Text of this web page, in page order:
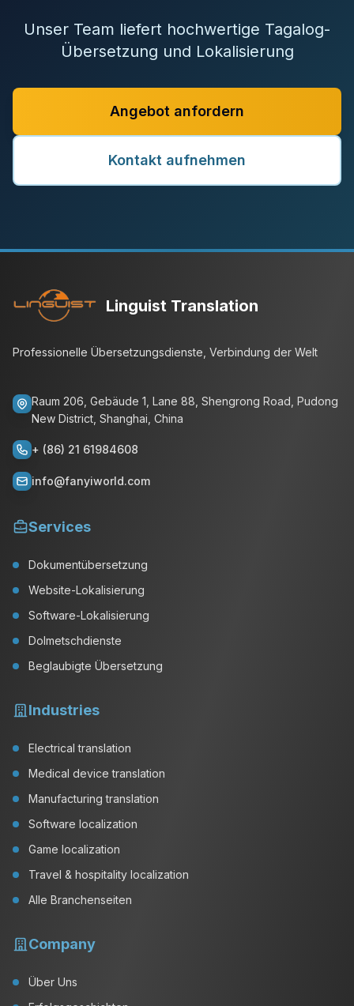
Unser Team liefert hochwertige Tagalog-
Übersetzung und Lokalisierung
Angebot anfordern
Kontakt aufnehmen
Linguist Translation
Professionelle Übersetzungsdienste, Verbindung der Welt
Raum 206, Gebäude 1, Lane 88, Shengrong Road, Pudong
New District, Shanghai, China
+ (86) 21 61984608
info@fanyiworld.com
Services
Dokumentübersetzung
Website-Lokalisierung
Software-Lokalisierung
Dolmetschdienste
Beglaubigte Übersetzung
Industries
Electrical translation
Medical device translation
Manufacturing translation
Software localization
Game localization
Travel & hospitality localization
Alle Branchenseiten
Company
Über Uns